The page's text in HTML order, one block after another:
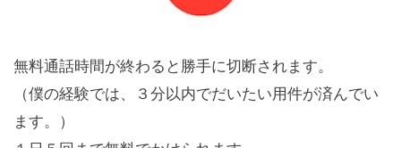
無料通話時間が終わると勝手に切断されます。
（僕の経験では、３分以内でだいたい用件が済んでい
ます。）